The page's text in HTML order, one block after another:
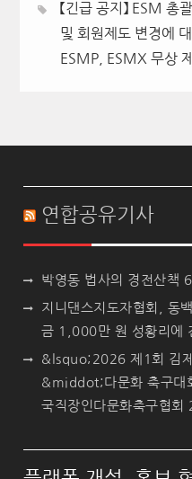
【긴급 공지】 ESM
및 회원제도 변경에
ESMP, ESMX 무상
연합공유기사
박영동 법사의 경전산책
지니댄스지도자협회, 동
금 1,000만 원 성황리에
&lsquo;2026 제1회 김
&middot;다문화 축구대
국직장인다문화축구협회